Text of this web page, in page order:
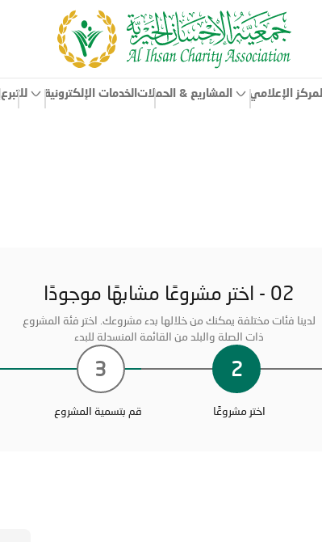
المركز الإعلامي المشاريع & الحملات الخدمات الإلكترونية للتبرع
02 - اختر مشروعًا مشابهًا موجودًا
لدينا فئات مختلفة يمكنك من خلالها بدء مشروعك. اختر فئة المشروع
ذات الصلة والبلد من القائمة المنسدلة للبدء
2
3
اختر مشروعًا قم بتسمية المشروع